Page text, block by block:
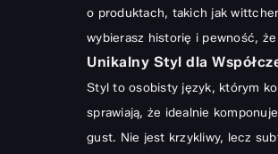
Funkcjonalność i Ergonomia:
Przemyślana Organizacja:
Komfort Noszenia: Paski i
Jak Wybrać Idealną Torbę na
o produktach, takich jak
wybierasz historię i pewność,
Unikalny Styl dla
Styl to osobisty język, którym
sprawiają, że idealnie
gust. Nie jest krzykliwy, lecz